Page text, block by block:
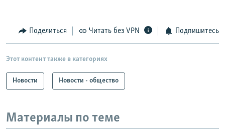
Поделиться Читать без VPN Подпишитесь
Этот контент также в категориях
Новости Новости - общество
Материалы по теме